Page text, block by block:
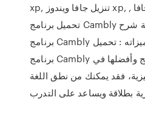
xp, تنزيل جافا ويندوز xp, , تحميل الجافا xp مجانا
تحميل برنامج Cambly كامبلي لتعليم الإنجليزية شرح
برنامج Cambly و تعريف البرنامج ومميزاته : تحميل
برنامج Cambly كامبلي من أهم البرامج وأفضلها في
فقد يمكنك من نطق اللغة
بطلاقة ويساعد على التدرب